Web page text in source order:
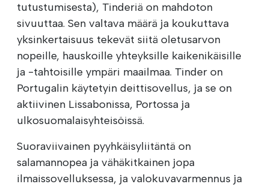
tutustumisesta), Tinderiä on mahdoton
sivuuttaa. Sen valtava määrä ja koukuttava
yksinkertaisuus tekevät siitä oletusarvon
nopeille, hauskoille yhteyksille kaikenikäisille
ja -tahtoisille ympäri maailmaa. Tinder on
Portugalin käytetyin deittisovellus, ja se on
aktiivinen Lissabonissa, Portossa ja
ulkosuomalaisyhteisöissä.
Suoraviivainen pyyhkäisyliitäntä on
salamannopea ja vähäkitkainen jopa
ilmaissovelluksessa, ja valokuvavarmennus ja